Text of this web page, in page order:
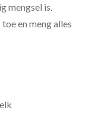
mengsel is.
en meng alles